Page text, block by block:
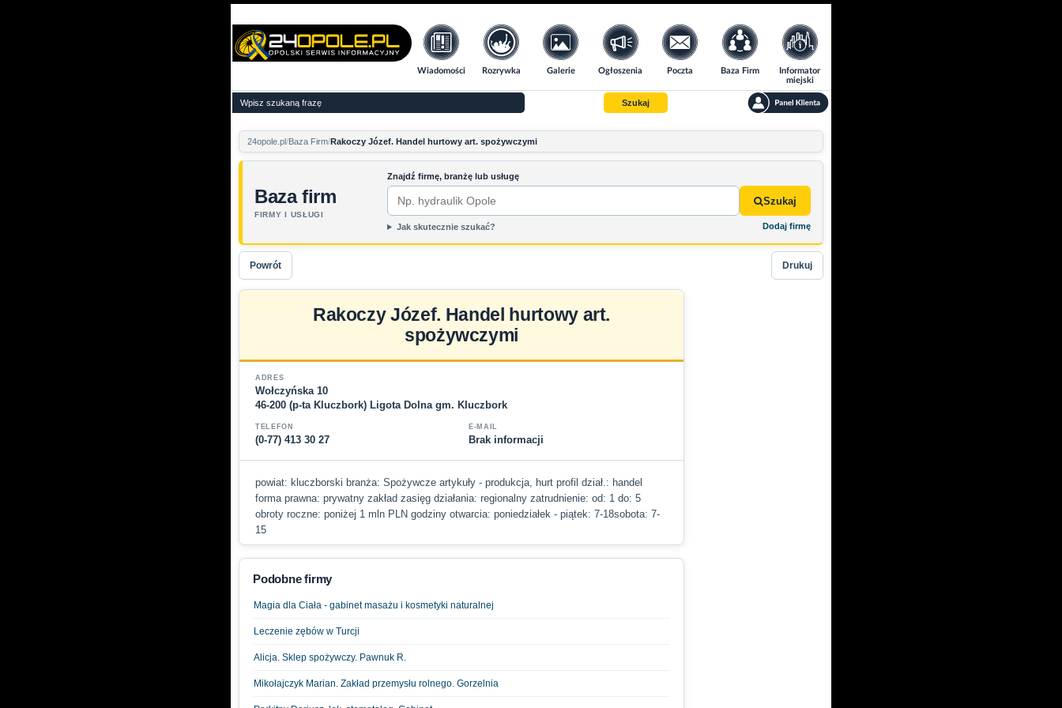
Wiadomości Rozrywka Galerie Ogłoszenia Poczta Baza Firm
Informator
miejski
Szukaj
24opole.pl Baza Firm Rakoczy Józef. Handel hurtowy art. spożywczymi
Baza firm
FIRMY I USŁUGI
Znajdź firmę, branżę lub usługę
Szukaj
Jak skutecznie szukać? Dodaj firmę
Powrót Drukuj
Rakoczy Józef. Handel hurtowy art.
spożywczymi
ADRES
Wołczyńska 10
46-200 (p-ta Kluczbork) Ligota Dolna gm. Kluczbork
TELEFON
(0-77) 413 30 27
E-MAIL
Brak informacji
powiat: kluczborski branża: Spożywcze artykuły - produkcja, hurt profil dział.: handel
forma prawna: prywatny zakład zasięg działania: regionalny zatrudnienie: od: 1 do: 5
obroty roczne: poniżej 1 mln PLN godziny otwarcia: poniedziałek - piątek: 7-18sobota: 7-
15
Podobne firmy
Magia dla Ciała - gabinet masażu i kosmetyki naturalnej
Leczenie zębów w Turcji
Alicja. Sklep spożywczy. Pawnuk R.
Mikołajczyk Marian. Zakład przemysłu rolnego. Gorzelnia